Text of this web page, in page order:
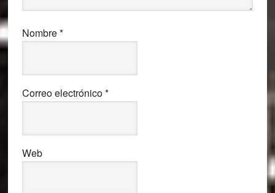
Nombre*
Correo electrónico*
Web